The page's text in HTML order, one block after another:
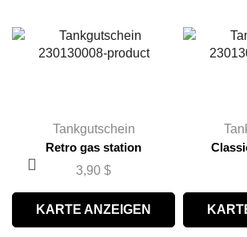
Tankgutschein
Retro gas station
3,90 $
KARTE ANZEIGEN